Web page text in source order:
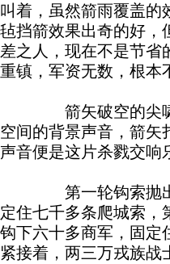
叫着，虽然箭雨覆盖的
毡挡箭效果出奇的好，
差之人，现在不是节省
重镇，军资无数，根本
箭矢破空的尖啸响
空间的背景声音，箭矢
声音便是这片杀戮交响
第一轮钩索抛出，
定住七千多条爬城索，
钩下六十多商军，固定
紧接着，两三万戎族战